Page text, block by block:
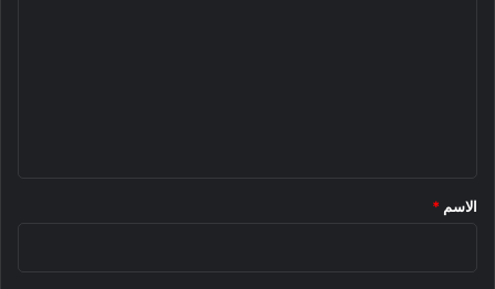
*
الاسم *